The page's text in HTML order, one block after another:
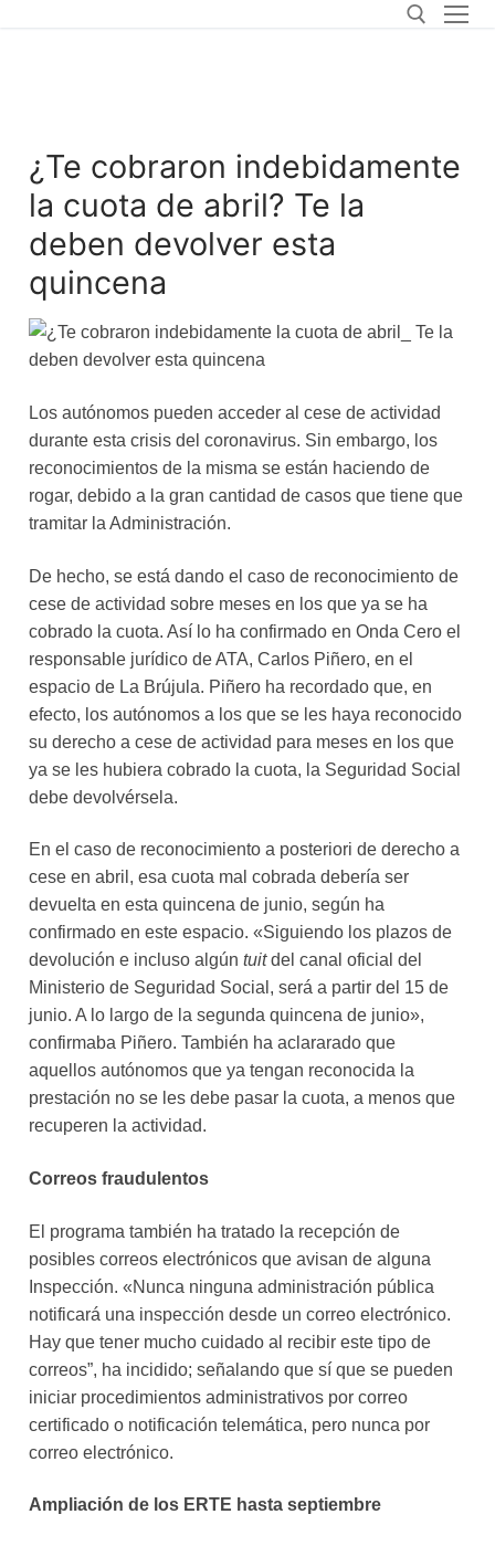
¿Te cobraron indebidamente
la cuota de abril? Te la
deben devolver esta
quincena
Los autónomos pueden acceder al cese de actividad
durante esta crisis del coronavirus. Sin embargo, los
reconocimientos de la misma se están haciendo de
rogar, debido a la gran cantidad de casos que tiene que
tramitar la Administración.
De hecho, se está dando el caso de reconocimiento de
cese de actividad sobre meses en los que ya se ha
cobrado la cuota. Así lo ha confirmado en Onda Cero el
responsable jurídico de ATA, Carlos Piñero, en el
espacio de La Brújula. Piñero ha recordado que, en
efecto, los autónomos a los que se les haya reconocido
su derecho a cese de actividad para meses en los que
ya se les hubiera cobrado la cuota, la Seguridad Social
debe devolvérsela.
En el caso de reconocimiento a posteriori de derecho a
cese en abril, esa cuota mal cobrada debería ser
devuelta en esta quincena de junio, según ha
confirmado en este espacio. «Siguiendo los plazos de
devolución e incluso algún tuitdel canal oficial del
Ministerio de Seguridad Social, será a partir del 15 de
junio. A lo largo de la segunda quincena de junio»,
confirmaba Piñero. También ha aclararado que
aquellos autónomos que ya tengan reconocida la
prestación no se les debe pasar la cuota, a menos que
recuperen la actividad.
Correos fraudulentos
El programa también ha tratado la recepción de
posibles correos electrónicos que avisan de alguna
Inspección. «Nunca ninguna administración pública
notificará una inspección desde un correo electrónico.
Hay que tener mucho cuidado al recibir este tipo de
correos”, ha incidido; señalando que sí que se pueden
iniciar procedimientos administrativos por correo
certificado o notificación telemática, pero nunca por
correo electrónico.
Ampliación de los ERTE hasta septiembre